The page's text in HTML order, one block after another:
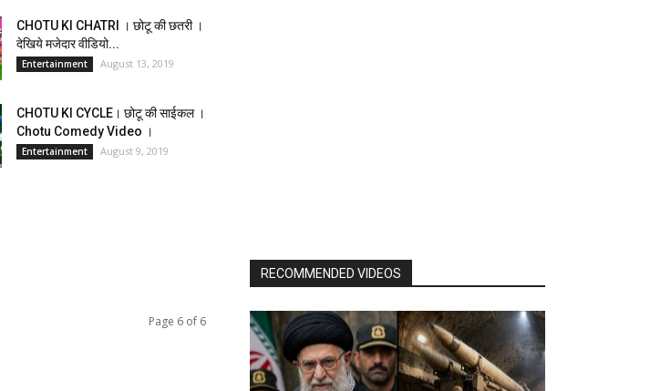
CHOTU KI CHATRI । छोटू की छतरी ।
देखिये मजेदार वीडियो...
Entertainment August 13, 2019
CHOTU KI CYCLE। छोटू की साईकल ।
Chotu Comedy Video ।
Entertainment August 9, 2019
Page 6 of 6
RECOMMENDED VIDEOS